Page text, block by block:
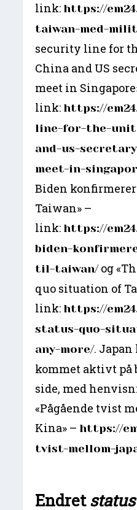
link: https://
taiwan-med-
security line for
China and US
meet in
link: https://
line-for-the-
and-us-
meet-in-
Biden
Taiwan» –
link: https://
biden-
til-taiwan/og
quo situation of
link: https://
status-quo-
any-more/. Japan
kommet aktivt på
side, med
«Pågående tvist
Kina» – https://
tvist-mellom-
Endretstatus